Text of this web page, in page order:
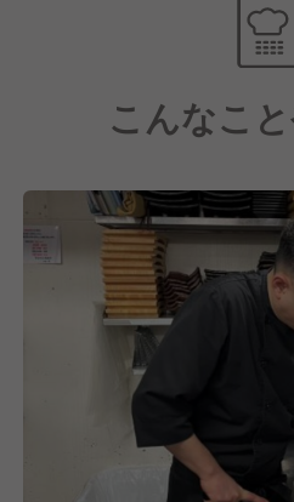
・肉に合う！農薬不使用こだ
牛肉ばかりでなく、米、野
家様から届く安心食材を皆様
くことが、私たちのこだわ
こんなこ